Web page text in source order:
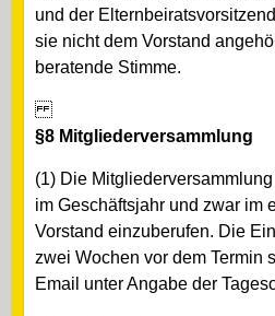
und der
sie nicht dem Vorstand
beratende Stimme.
§8 Mitgliederversammlung
(1) Die
im Geschäftsjahr und zwar im
Vorstand einzuberufen. Die
zwei Wochen vor dem Termin
Email unter Angabe der